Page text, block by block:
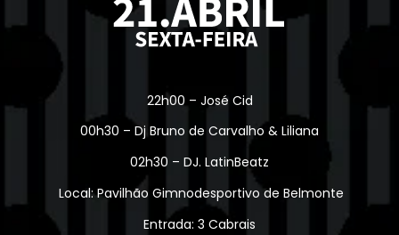
22h00 – José Cid
00h30 – Dj Bruno de Carvalho & Liliana
02h30 – DJ. LatinBeatz
Local: Pavilhão Gimnodesportivo de Belmonte
Entrada: 3 Cabrais